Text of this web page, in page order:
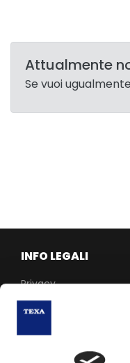
Attualmente
Se vuoi
INFO LEGALI
Privacy
Cookie Policy
Codice Etico